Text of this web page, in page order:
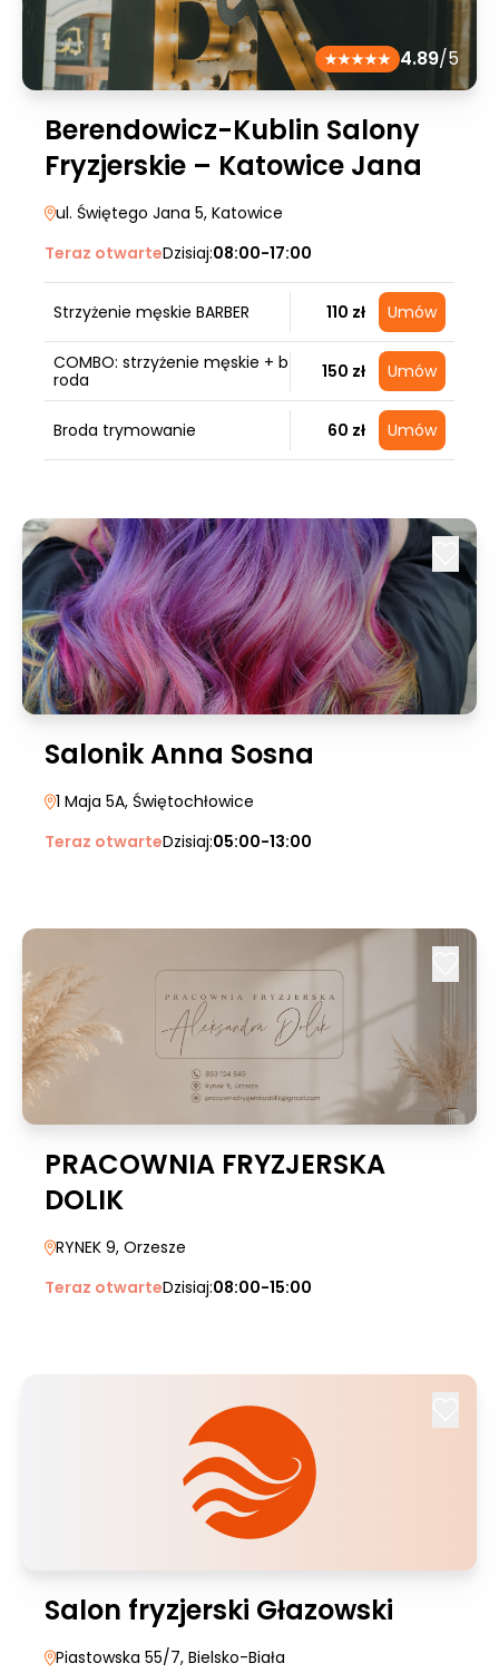
4.89/5
Berendowicz-Kublin Salony
Fryzjerskie – Katowice Jana
ul. Świętego Jana 5, Katowice
Teraz otwarteDzisiaj:08:00-17:00
Strzyżenie męskie BARBER 110 zł Umów
COMBO: strzyżenie męskie + b
roda
150 zł Umów
Broda trymowanie 60 zł Umów
Salonik Anna Sosna
1 Maja 5A, Świętochłowice
Teraz otwarteDzisiaj:05:00-13:00
PRACOWNIA FRYZJERSKA
DOLIK
RYNEK 9, Orzesze
Teraz otwarteDzisiaj:08:00-15:00
Salon fryzjerski Głazowski
Piastowska 55/7, Bielsko-Biała